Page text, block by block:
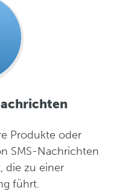
Produkte oder
SMS-Nachrichten
die zu einer
führt.